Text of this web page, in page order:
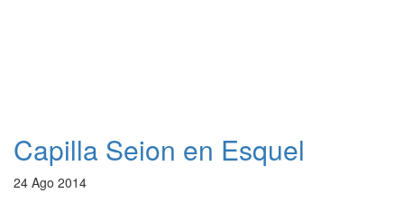
Capilla Seion en Esquel
24 Ago 2014